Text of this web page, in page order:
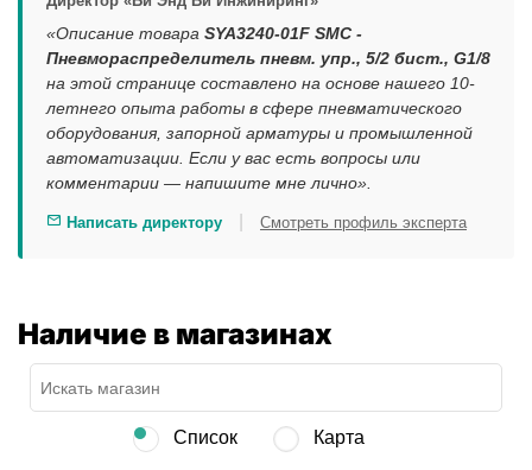
«Описание товара SYA3240-01F SMC -
Пневмораспределитель пневм. упр., 5/2 бист., G1/8
на этой странице составлено на основе нашего 10-
летнего опыта работы в сфере пневматического
оборудования, запорной арматуры и промышленной
автоматизации. Если у вас есть вопросы или
комментарии — напишите мне лично».
Написать директору Смотреть профиль эксперта
Наличие в магазинах
Список Карта